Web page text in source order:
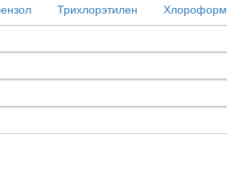
Трихлорэтилен Хлороформ